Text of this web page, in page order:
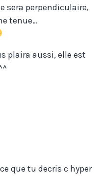
sera perpendiculaire,
tenue…
plaira aussi, elle est
que tu decris c hyper